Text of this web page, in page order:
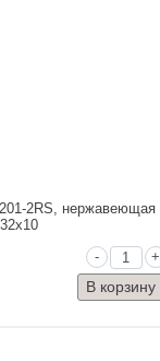
2RS, нержавеющая
- +